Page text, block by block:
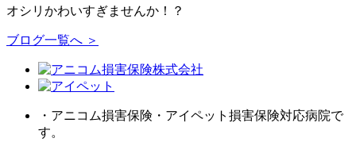
オシリかわいすぎませんか！？
ブログ一覧へ ＞
・アニコム損害保険・アイペット損害保険対応病院で
す。